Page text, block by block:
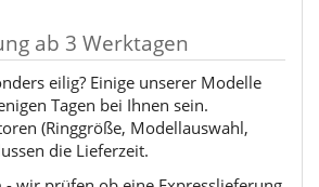
ab 3 Werktagen
eilig? Einige unserer Modelle
Tagen bei Ihnen sein.
(Ringgröße, Modellauswahl,
die Lieferzeit.